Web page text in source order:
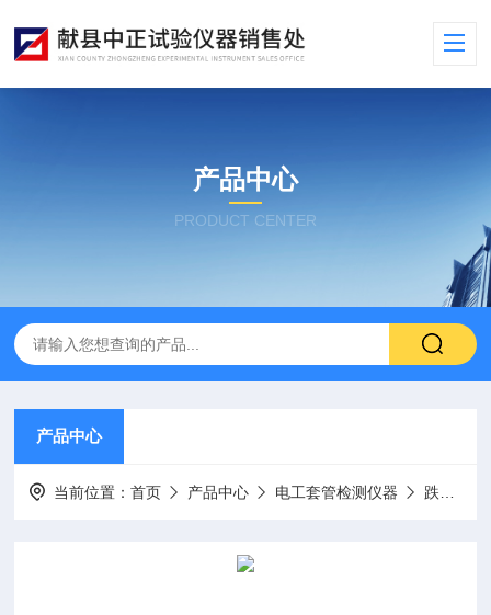
产品中心
PRODUCT CENTER
产品中心
当前位置：首页 产品中心 电工套管检测仪器 跌落试验机